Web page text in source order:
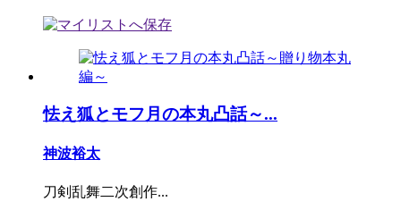
怯え狐とモフ月の本丸凸話～...
神波裕太
刀剣乱舞二次創作...